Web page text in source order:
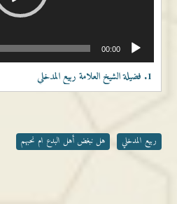
00:00
1. فضيلة الشيخ العلامة ربيع المدخلي
ربيع المدخلي هل نبغض أهل البدع ام نحبهم